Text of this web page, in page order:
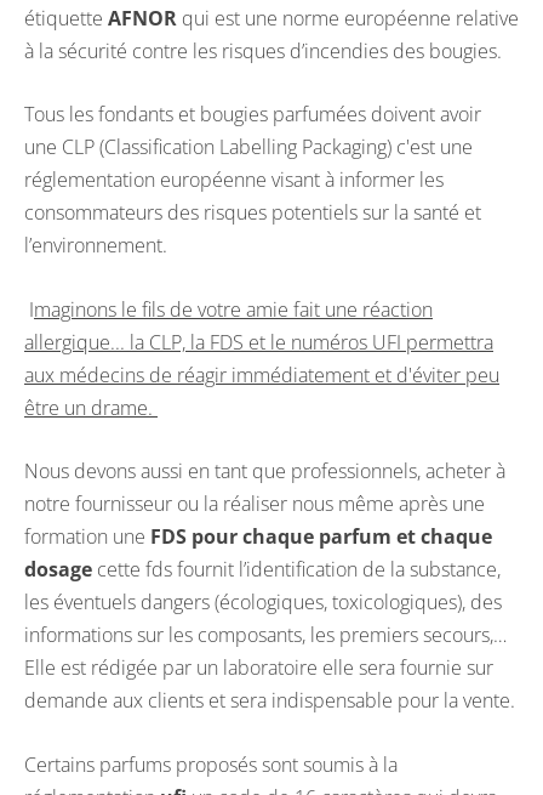
étiquette AFNOR qui est une norme européenne relative
à la sécurité contre les risques d’incendies des bougies.
Tous les fondants et bougies parfumées doivent avoir
une CLP (Classification Labelling Packaging) c'est une
réglementation européenne visant à informer les
consommateurs des risques potentiels sur la santé et
l’environnement.
Imaginons le fils de votre amie fait une réaction
allergique... la CLP, la FDS et le numéros UFI permettra
aux médecins de réagir immédiatement et d'éviter peu
être un drame.
Nous devons aussi en tant que professionnels, acheter à
notre fournisseur ou la réaliser nous même après une
formation une FDS pour chaque parfum et chaque
dosage cette fds fournit l’identification de la substance,
les éventuels dangers (écologiques, toxicologiques), des
informations sur les composants, les premiers secours,…
Elle est rédigée par un laboratoire elle sera fournie sur
demande aux clients et sera indispensable pour la vente.
Certains parfums proposés sont soumis à la